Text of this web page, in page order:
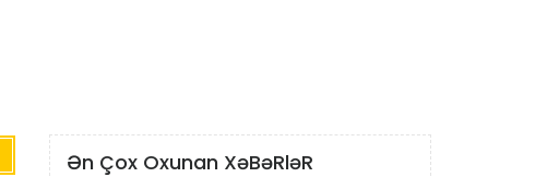
Ən Çox Oxunan XəBəRləR